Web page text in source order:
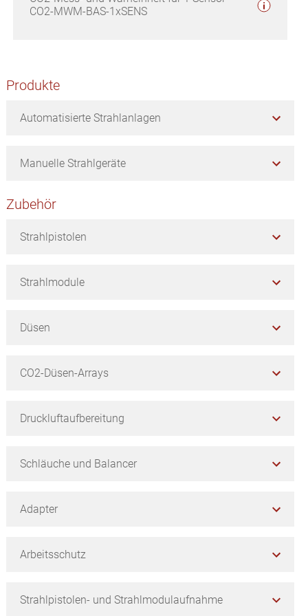
CO2-MWM-BAS-1xSENS
Seitenspalte
Produkte
Automatisierte Strahlanlagen
Manuelle Strahlgeräte
Zubehör
Strahlpistolen
Strahlmodule
Düsen
CO2-Düsen-Arrays
Druckluftaufbereitung
Schläuche und Balancer
Adapter
Arbeitsschutz
Strahlpistolen- und Strahlmodulaufnahme